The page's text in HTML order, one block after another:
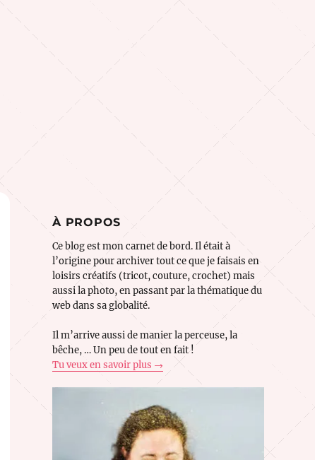
À PROPOS
Ce blog est mon carnet de bord. Il était à
l’origine pour archiver tout ce que je faisais en
loisirs créatifs (tricot, couture, crochet) mais
aussi la photo, en passant par la thématique du
web dans sa globalité.
Il m’arrive aussi de manier la perceuse, la
bêche, … Un peu de tout en fait !
Tu veux en savoir plus →